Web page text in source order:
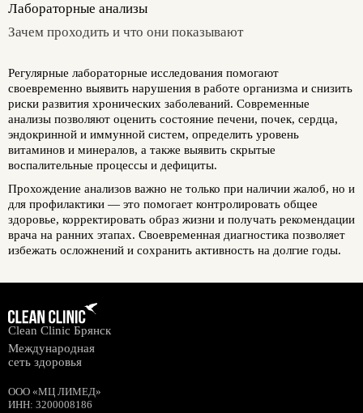
Лабораторные анализы
Зачем проходить и что они показывают
Регулярные лабораторные исследования помогают
своевременно выявить нарушения в работе организма и снизить
риски развития хронических заболеваний. Современные
анализы позволяют оценить состояние печени, почек, сердца,
эндокринной и иммунной систем, определить уровень
витаминов и минералов, а также выявить скрытые
воспалительные процессы и дефициты.
Прохождение анализов важно не только при наличии жалоб, но и
для профилактики — это помогает контролировать общее
здоровье, корректировать образ жизни и получать рекомендации
врача на ранних этапах. Своевременная диагностика позволяет
избежать осложнений и сохранить активность на долгие годы.
Clean Clinic Брянск
Международная
сеть здоровья
ООО «МЦ ЛИМЕД»
ИНН: 3200008186